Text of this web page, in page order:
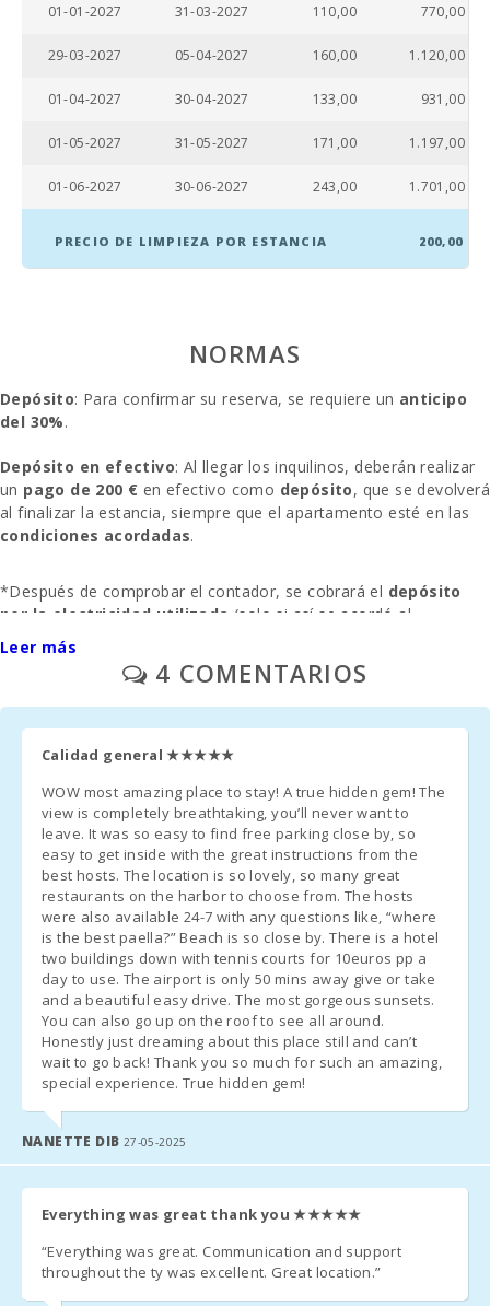
(km):
Cala Anguila (km):
Playa Cala
Playa Cala Gran
Playa de Cala
Playa Cala Sa Nau
(km):
Playa Cala
Tropicana (km):
(km):
Playa Cala Murada
(km):
Playa Cala Brafi
Playa Cala Marsal
(m):
Distancia a la
playa (m):
Restaurante Sa
Caleta, Cala Millor
(km):
Distancia a
restaurantes (m):
Pueblo Alcudia
Pueblo Felanitx (
km ):
Ferry - Puerto de
Palma (km):
Estación de tren
en Plaça de
01-01-2027 31-03-2027 110,00 770,00
29-03-2027 05-04-2027 160,00 1.120,00
01-04-2027 30-04-2027 133,00 931,00
01-05-2027 31-05-2027 171,00 1.197,00
01-06-2027 30-06-2027 243,00 1.701,00
PRECIO DE LIMPIEZA POR ESTANCIA 200,00
NORMAS
Depósito: Para confirmar su reserva, se requiere un anticipo
del 30%.
Depósito en efectivo: Al llegar los inquilinos, deberán realizar
un pago de 200 € en efectivo como depósito, que se devolverá
al finalizar la estancia, siempre que el apartamento esté en las
condiciones acordadas.
*Después de comprobar el contador, se cobrará el depósito
por la electricidad utilizada (solo si así se acordó al
momento del alquiler).
: El costo de la limpieza final se paga por
separado:180 euros.
Gastos de electricidad: Se paga por separado:
gastos de gestion - 6,3%
Aparcamiento: Aparcamiento al aire libre/garaje: sinreserva
A solicitud previa, se proporcionan de forma gratuita: una
y unasilla alta.
Cuna adicional: Segunda cuna: 10 € por día.
Cama extra: En habitaciones donde se pueda añadir una
extra, el precio será de 38euros por día, sujeto a
disponibilidad.
NOTAS ADICIONALES:
15 días antes de su llegada, deben contactar con la
Una vez llegado al destino, por favor contáctenos por
y diríjanse directamente al alojamiento o al punto de
previamente acordado.
Leer más
4 COMENTARIOS
Calidad general★★★★★
WOW most amazing place to stay! A true hidden gem! The
view is completely breathtaking, you’ll never want to
leave. It was so easy to find free parking close by, so
easy to get inside with the great instructions from the
best hosts. The location is so lovely, so many great
restaurants on the harbor to choose from. The hosts
were also available 24-7 with any questions like, “where
is the best paella?” Beach is so close by. There is a hotel
two buildings down with tennis courts for 10euros pp a
day to use. The airport is only 50 mins away give or take
and a beautiful easy drive. The most gorgeous sunsets.
You can also go up on the roof to see all around.
Honestly just dreaming about this place still and can’t
wait to go back! Thank you so much for such an amazing,
special experience. True hidden gem!
NANETTE DIB 27-05-2025
Everything was great thank you★★★★★
“Everything was great. Communication and support
throughout the ty was excellent. Great location.”